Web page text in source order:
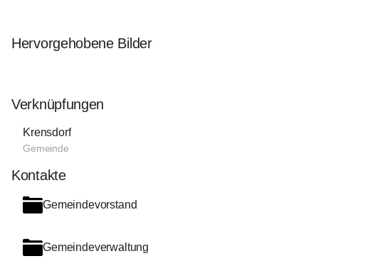
Hervorgehobene Bilder
Verknüpfungen
Krensdorf
Gemeinde
Kontakte
Gemeindevorstand
Gemeindeverwaltung